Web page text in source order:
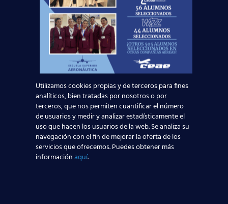
darle respuesta. Puede ejercer sus derechos de
protección de datos a través del e-mail
escuelasuperioraeronautica.com. Para más
información, por favor, consulte nuestraPolítica de
Privacidad.
Noticias Relacionadas
Utilizamos cookies propias y de terceros para fines
analíticos, bien tratadas por nosotros o por
terceros, que nos permiten cuantificar el número
de usuarios y medir y analizar estadísticamente el
uso que hacen los usuarios de la web. Se analiza su
navegación con el fin de mejorar la oferta de los
servicios que ofrecemos. Puedes obtener más
informaciónaquí.